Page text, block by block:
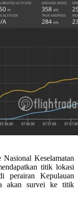
Keselamatan
titik lokasi
perairan Kepulauan
akan survei ke titik